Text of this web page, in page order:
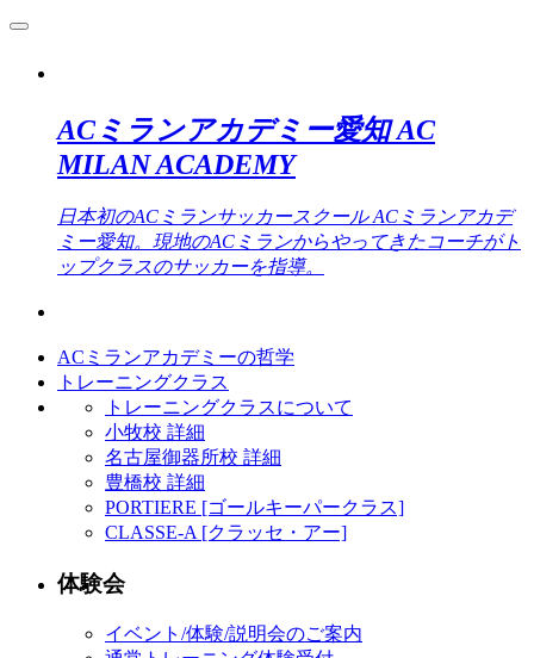
ACミランアカデミー愛知 AC
MILAN ACADEMY
日本初のACミランサッカースクール ACミランアカデ
ミー愛知。現地のACミランからやってきたコーチがト
ップクラスのサッカーを指導。
ACミランアカデミーの哲学
トレーニングクラス
トレーニングクラスについて
小牧校 詳細
名古屋御器所校 詳細
豊橋校 詳細
PORTIERE [ゴールキーパークラス]
CLASSE-A [クラッセ・アー]
体験会
イベント/体験/説明会のご案内